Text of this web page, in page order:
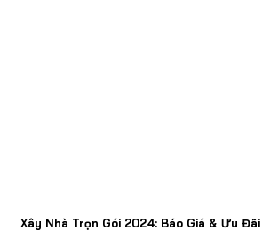
Xây Nhà Trọn Gói 2024: Báo Giá & Ưu Đãi